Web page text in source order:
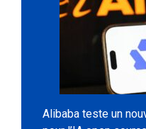
Alibaba teste un